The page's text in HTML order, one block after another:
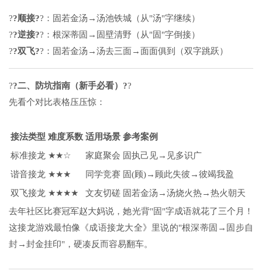
??顺接??：固若金汤→汤池铁城（从"汤"字继续）
??逆接??：根深蒂固→固壁清野（从"固"字倒接）
??双飞??：固若金汤→汤去三面→面面俱到（双字跳跃）
??二、防坑指南（新手必看）??
先看个对比表格压压惊：
接法类型 难度系数 适用场景 参考案例
标准接龙 ★★☆ 家庭聚会 固执己见→见多识广
谐音接龙 ★★★ 同学竞赛 固(顾)→顾此失彼→彼竭我盈
双飞接龙 ★★★★ 文友切磋 固若金汤→汤烧火热→热火朝天
去年社区比赛冠军赵大妈说，她光背"固"字成语就花了三个月！
这接龙游戏最怕像《成语接龙大全》里说的"根深蒂固→固步自
封→封金挂印"，硬凑反而容易翻车。